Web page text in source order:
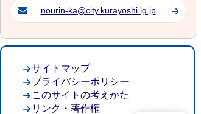
nourin-ka@city.kurayoshi.lg.jp
サイトマップ
プライバシーポリシー
このサイトの考えかた
リンク・著作権